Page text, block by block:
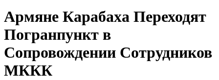
Армяне Карабаха Переходят
Погранпункт в
Сопровождении Сотрудников
МККК